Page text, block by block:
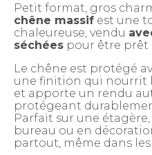
Petit format, gros
chêne massif est une
chaleureuse, vendu
séchées pour être prêt
Le chêne est protégé
une finition qui nourrit
et apporte un rendu
protégeant
Parfait sur une
bureau ou en
partout, même dans